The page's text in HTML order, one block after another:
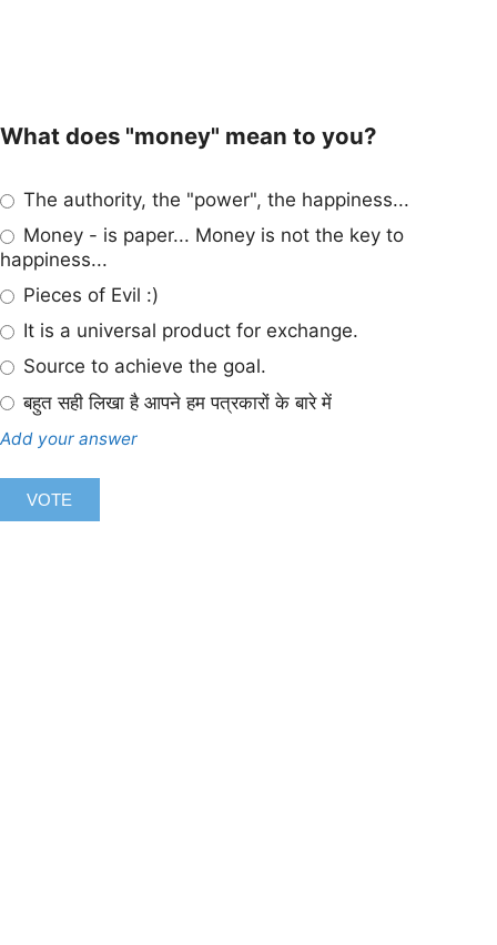
What does "money" mean to you?
The authority, the "power", the happiness...
Money - is paper... Money is not the key to
happiness...
Pieces of Evil :)
It is a universal product for exchange.
Source to achieve the goal.
बहुत सही लिखा है आपने हम पत्रकारों के बारे में
Add your answer